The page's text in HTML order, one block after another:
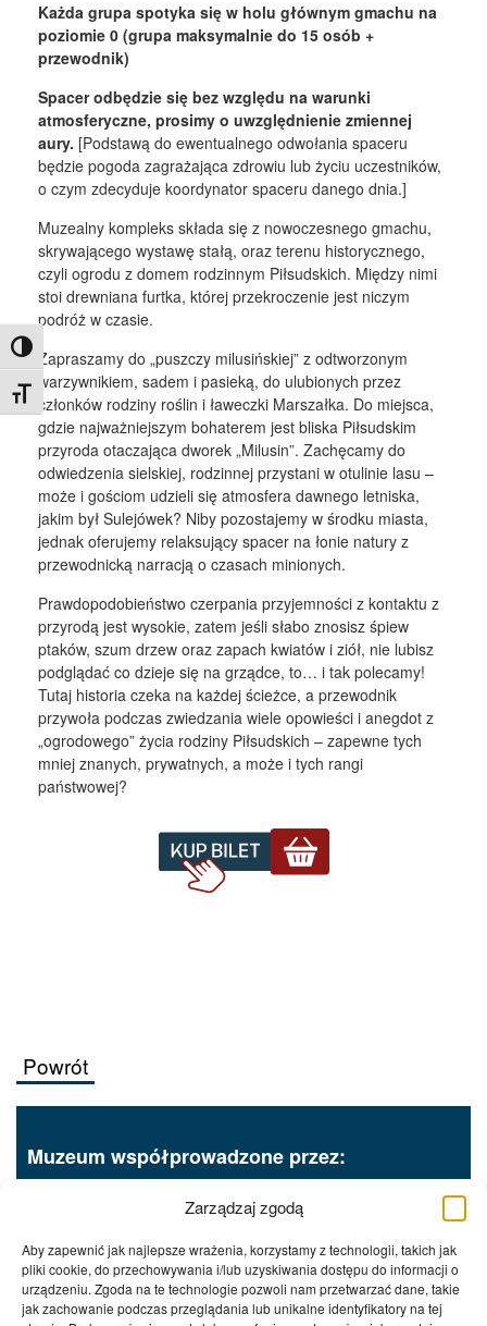
Zarządzaj zgodą
Aby zapewnić jak najlepsze wrażenia, korzystamy z technologii, takich jak
pliki cookie, do przechowywania i/lub uzyskiwania dostępu do informacji o
urządzeniu. Zgoda na te technologie pozwoli nam przetwarzać dane, takie
jak zachowanie podczas przeglądania lub unikalne identyfikatory na tej
Toggle High Contrast
Toggle Font size
Każda grupa spotyka się w holu głównym gmachu na
poziomie 0 (grupa maksymalnie do 15 osób +
przewodnik)
Spacer odbędzie się bez względu na warunki
atmosferyczne, prosimy o uwzględnienie zmiennej
aury. [Podstawą do ewentualnego odwołania spaceru
będzie pogoda zagrażająca zdrowiu lub życiu uczestników,
o czym zdecyduje koordynator spaceru danego dnia.]
Muzealny kompleks składa się z nowoczesnego gmachu,
skrywającego wystawę stałą, oraz terenu historycznego,
czyli ogrodu z domem rodzinnym Piłsudskich. Między nimi
stoi drewniana furtka, której przekroczenie jest niczym
podróż w czasie.
Zapraszamy do „puszczy milusińskiej” z odtworzonym
warzywnikiem, sadem i pasieką, do ulubionych przez
członków rodziny roślin i ławeczki Marszałka. Do miejsca,
gdzie najważniejszym bohaterem jest bliska Piłsudskim
przyroda otaczająca dworek „Milusin”. Zachęcamy do
odwiedzenia sielskiej, rodzinnej przystani w otulinie lasu –
może i gościom udzieli się atmosfera dawnego letniska,
jakim był Sulejówek? Niby pozostajemy w środku miasta,
jednak oferujemy relaksujący spacer na łonie natury z
przewodnicką narracją o czasach minionych.
Prawdopodobieństwo czerpania przyjemności z kontaktu z
przyrodą jest wysokie, zatem jeśli słabo znosisz śpiew
ptaków, szum drzew oraz zapach kwiatów i ziół, nie lubisz
podglądać co dzieje się na grządce, to… i tak polecamy!
Tutaj historia czeka na każdej ścieżce, a przewodnik
przywoła podczas zwiedzania wiele opowieści i anegdot z
„ogrodowego” życia rodziny Piłsudskich – zapewne tych
mniej znanych, prywatnych, a może i tych rangi
państwowej?
Powrót
Muzeum współprowadzone przez:
Procedury wewnętrzne RODO